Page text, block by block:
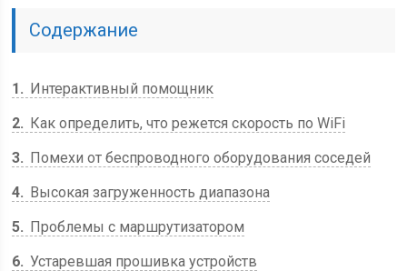
Содержание
1
Интерактивный помощник
2
Как определить, что режется скорость по WiFi
3
Помехи от беспроводного оборудования соседей
4
Высокая загруженность диапазона
5
Проблемы с маршрутизатором
6 Устаревшая прошивка устройств